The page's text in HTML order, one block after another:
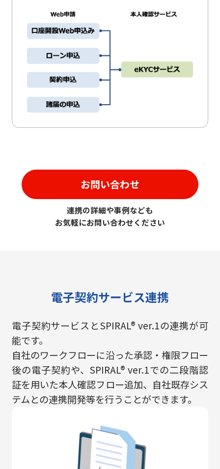
お問い合わせ
連携の詳細や事例なども
お気軽にお問い合わせください
電子契約サービス連携
電子契約サービスとSPIRAL® ver.1の連携が可
能です。
自社のワークフローに沿った承認・権限フロー
後の電子契約や、SPIRAL® ver.1での二段階認
証を用いた本人確認フロー追加、自社既存シス
テムとの連携開発等を行うことができます。